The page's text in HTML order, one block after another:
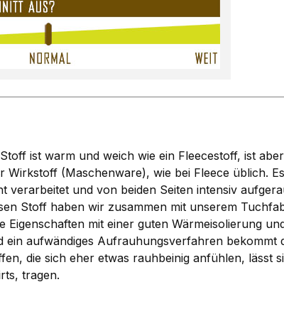
ist warm und weich wie ein Fleecestoff, ist
(Maschenware), wie bei Fleece üblich.
und von beiden Seiten intensiv
Stoff haben wir zusammen mit unserem
mit einer guten Wärmeisolierung
aufwändiges Aufrauhungsverfahren bekommt
die sich eher etwas rauhbeinig anfühlen, lässt
tragen.